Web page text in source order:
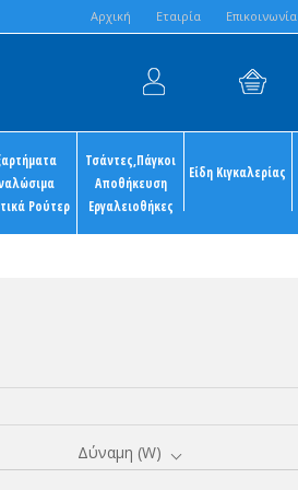
Aρχική Εταιρία Επικοινωνία
Ρούτερ
Τσάντες,Πάγκοι
Αποθήκευση
Εργαλειοθήκες
Είδη Κιγκαλερίας
Δύναμη (W)